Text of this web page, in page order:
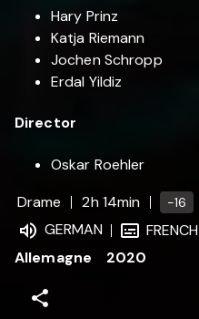
Hary Prinz
Katja Riemann
Jochen Schropp
Erdal Yildiz
Director
Oskar Roehler
Drame
2h 14min -16
GERMAN FRENCH
Allemagne
2020